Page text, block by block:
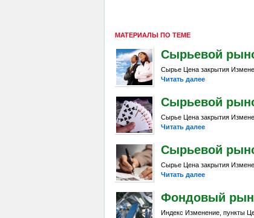
МАТЕРИАЛЫ ПО ТЕМЕ
Сырьевой
Сырье Цена закрытия
Читать далее
Сырьевой
Сырье Цена закрытия
Читать далее
Сырьевой
Сырье Цена закрытия
Читать далее
Фондовый
Индекс Изменение, пункты